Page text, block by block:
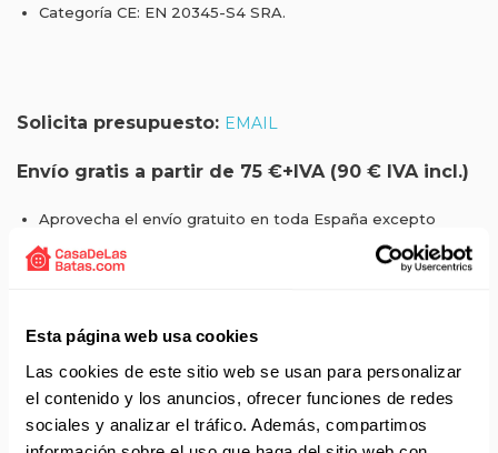
Esta página web usa cookies
Las cookies de este sitio web se usan para personalizar
el contenido y los anuncios, ofrecer funciones de redes
sociales y analizar el tráfico. Además, compartimos
Categoría CE: EN 20345-S4 SRA.
Solicita presupuesto: EMAIL
Envío gratis a partir de 75 €+IVA (90 € IVA incl.)
Aprovecha el envío gratuito en toda España excepto
Canarias, Baleares, Ceuta y Melilla.
No realizamos envíos del 10 al 21 de agosto.
con disponibilidad 24/48 horas.
Si adquieres productos con distinto plazo de entrega, el
pedido se envía cuando está completo.